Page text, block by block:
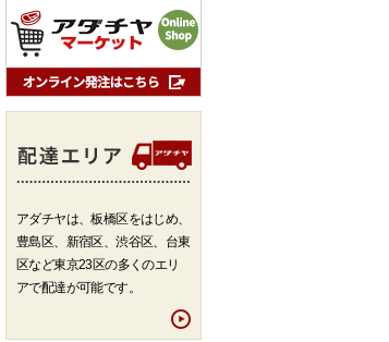
アダチヤは、板橋区をはじめ、
豊島区、新宿区、渋谷区、台東
区など東京23区の多くのエリ
アで配達が可能です。